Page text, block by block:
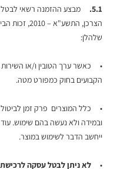
5.1.
מבצע ההזמנה רשאי
הצרכן,
שלהלן:
הקבועים בחוק כמפורט מטה.
ובמידה ולא נעשה בהם שימוש.
ייחשב הדבר לשימוש במוצר.
•